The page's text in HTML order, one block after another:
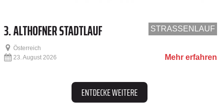
STRASSENLAUF
3. ALTHOFNER STADTLAUF
Österreich
Mehr erfahren
23. August 2026
ENTDECKE WEITERE